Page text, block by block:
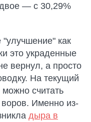
— с 30,29%
"улучшение" как
это украденные
вернул, а просто
На текущий
считать
Именно из-
дыра в